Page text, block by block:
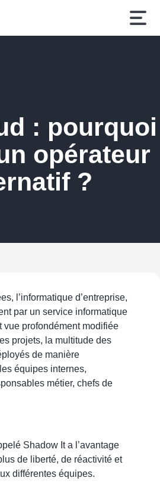
: pourquoi
opérateur
?
l’informatique d’entreprise,
par un service informatique
vue profondément modifiée
projets, la multitude des
de manière
équipes internes,
métier, chefs de
Shadow It a l’avantage
de liberté, de réactivité et
différentes équipes.